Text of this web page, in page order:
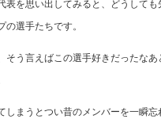
表を思い出してみると、どうして
選手たちです。
そう言えばこの選手好きだったなあ
しまうとつい昔のメンバーを一瞬忘